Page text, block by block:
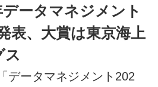
ータマネジメント
表、大賞は東京海上
ス
データマネジメント202